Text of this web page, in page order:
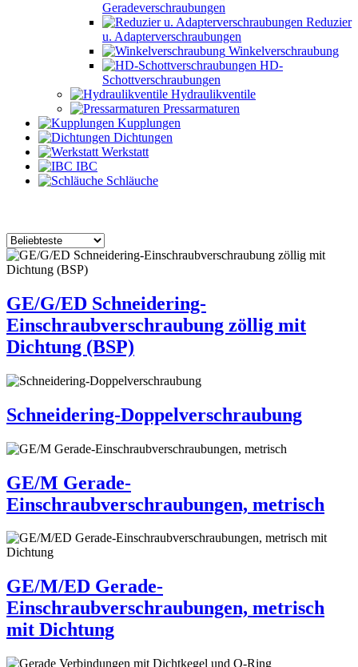
Geradeverschraubungen
Reduzier
u. Adapterverschraubungen
Winkelverschraubung
HD-
Schottverschraubungen
Hydraulikventile
Pressarmaturen
Kupplungen
Dichtungen
Werkstatt
IBC
Schläuche
GE/G/ED Schneidering-
Einschraubverschraubung zöllig mit
Dichtung (BSP)
Schneidering-Doppelverschraubung
GE/M Gerade-
Einschraubverschraubungen, metrisch
GE/M/ED Gerade-
Einschraubverschraubungen, metrisch
mit Dichtung